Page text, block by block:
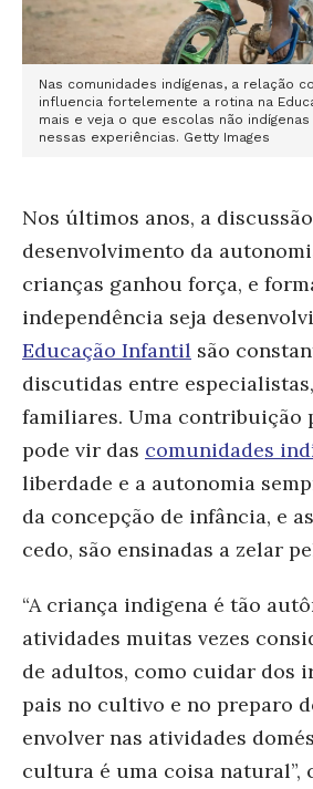
Nas comunidades indígenas, a relação
influencia fortelemente a rotina na
mais e veja o que escolas não
nessas experiências. Getty Images
Nos últimos anos, a
desenvolvimento da
crianças ganhou força, e
independência seja
Educação Infantil são
discutidas entre
familiares. Uma contribuição
pode vir das comunidades
liberdade e a autonomia
da concepção de infância, e
cedo, são ensinadas a zelar
“A criança indigena é tão
atividades muitas vezes
de adultos, como cuidar dos
pais no cultivo e no preparo
envolver nas atividades
cultura é uma coisa natural”,